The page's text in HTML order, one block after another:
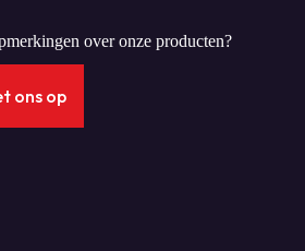
over onze producten?
ons op